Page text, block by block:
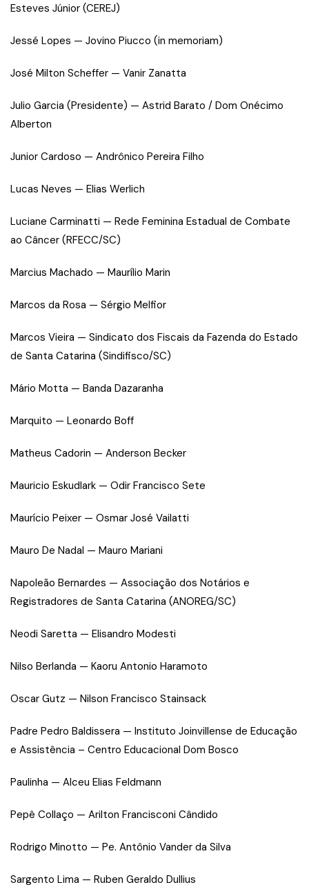
Esteves Júnior (CEREJ)
Jessé Lopes — Jovino Piucco (in memoriam)
José Milton Scheffer — Vanir Zanatta
Julio Garcia (Presidente) — Astrid Barato / Dom Onécimo
Alberton
Junior Cardoso — Andrônico Pereira Filho
Lucas Neves — Elias Werlich
Luciane Carminatti — Rede Feminina Estadual de Combate
ao Câncer (RFECC/SC)
Marcius Machado — Maurílio Marin
Marcos da Rosa — Sérgio Melfior
Marcos Vieira — Sindicato dos Fiscais da Fazenda do Estado
de Santa Catarina (Sindifisco/SC)
Mário Motta — Banda Dazaranha
Marquito — Leonardo Boff
Matheus Cadorin — Anderson Becker
Mauricio Eskudlark — Odir Francisco Sete
Maurício Peixer — Osmar José Vailatti
Mauro De Nadal — Mauro Mariani
Napoleão Bernardes — Associação dos Notários e
Registradores de Santa Catarina (ANOREG/SC)
Neodi Saretta — Elisandro Modesti
Nilso Berlanda — Kaoru Antonio Haramoto
Oscar Gutz — Nilson Francisco Stainsack
Padre Pedro Baldissera — Instituto Joinvillense de Educação
e Assistência – Centro Educacional Dom Bosco
Paulinha — Alceu Elias Feldmann
Pepê Collaço — Arilton Francisconi Cândido
Rodrigo Minotto — Pe. Antônio Vander da Silva
Sargento Lima — Ruben Geraldo Dullius